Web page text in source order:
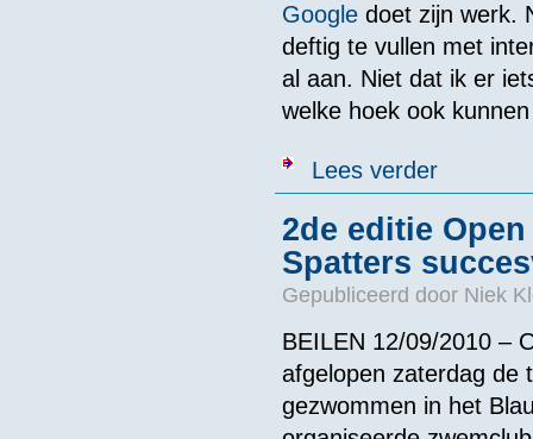
Googledoet zijn werk.
deftig te vullen met
al aan. Niet dat ik er
welke hoek ook
Lees verderover Frederic
2de editie
Spatters
Gepubliceerd door Niek
BEILEN 12/09/2010 –
afgelopen zaterdag de
gezwommen in het